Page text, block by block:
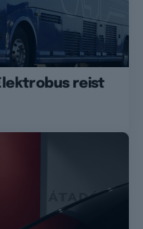
reist